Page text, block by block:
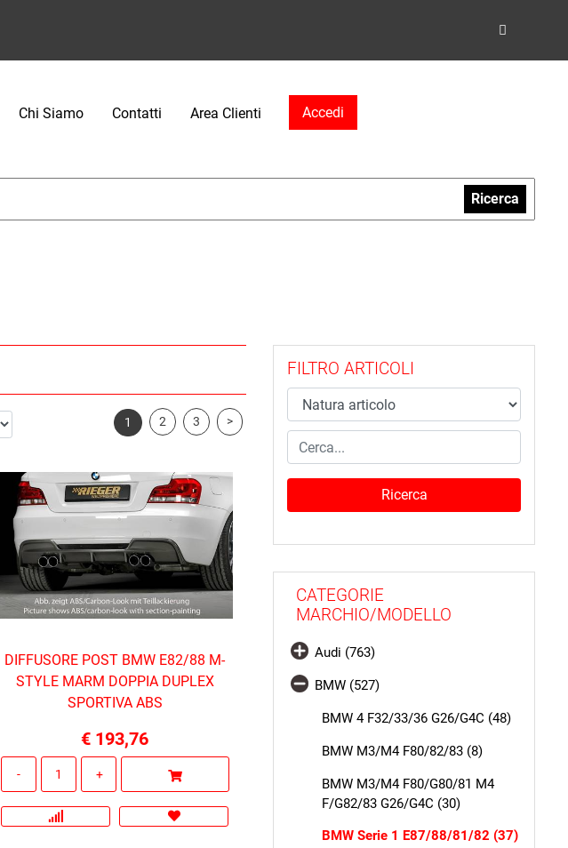
Chi Siamo Contatti Area Clienti Accedi
Ricerca
1 2 3 >
DIFFUSORE POST BMW E82/88 M-
STYLE MARM DOPPIA DUPLEX
SPORTIVA ABS
€ 193,76
FILTRO ARTICOLI
CATEGORIE
MARCHIO/MODELLO
Audi (763)
BMW (527)
BMW 4 F32/33/36 G26/G4C (48)
BMW M3/M4 F80/82/83 (8)
BMW M3/M4 F80/G80/81 M4
F/G82/83 G26/G4C (30)
BMW Serie 1 E87/88/81/82 (37)